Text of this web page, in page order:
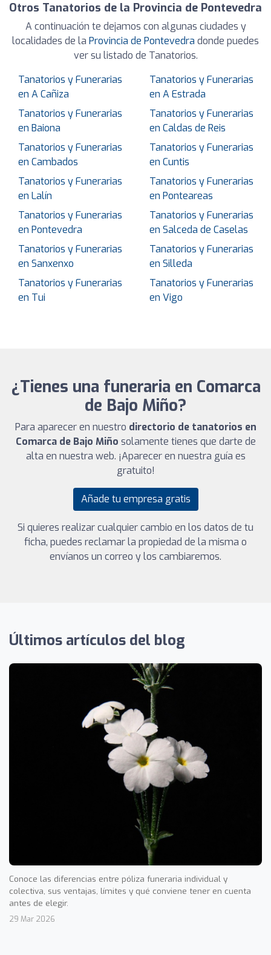
Otros Tanatorios de la Provincia de Pontevedra
A continuación te dejamos con algunas ciudades y
localidades de la Provincia de Pontevedra donde puedes
ver su listado de Tanatorios.
Tanatorios y Funerarias
en A Cañiza
Tanatorios y Funerarias
en A Estrada
Tanatorios y Funerarias
en Baiona
Tanatorios y Funerarias
en Caldas de Reis
Tanatorios y Funerarias
en Cambados
Tanatorios y Funerarias
en Cuntis
Tanatorios y Funerarias
en Lalín
Tanatorios y Funerarias
en Ponteareas
Tanatorios y Funerarias
en Pontevedra
Tanatorios y Funerarias
en Salceda de Caselas
Tanatorios y Funerarias
en Sanxenxo
Tanatorios y Funerarias
en Silleda
Tanatorios y Funerarias
en Tui
Tanatorios y Funerarias
en Vigo
¿Tienes una funeraria en Comarca
de Bajo Miño?
Para aparecer en nuestro directorio de tanatorios en
Comarca de Bajo Miño solamente tienes que darte de
alta en nuestra web. ¡Aparecer en nuestra guía es
gratuito!
Añade tu empresa gratis
Si quieres realizar cualquier cambio en los datos de tu
ficha, puedes reclamar la propiedad de la misma o
envíanos un correo y los cambiaremos.
Últimos artículos del blog
Conoce las diferencias entre póliza funeraria individual y
colectiva, sus ventajas, límites y qué conviene tener en cuenta
antes de elegir.
29 Mar 2026